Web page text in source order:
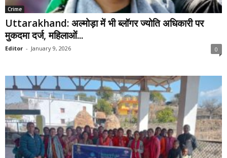
Crime
Uttarakhand: अल्मोड़ा में भी ब्लॉगर ज्योति अधिकारी पर
मुकदमा दर्ज, महिलाओं...
Editor - January 9, 2026 0